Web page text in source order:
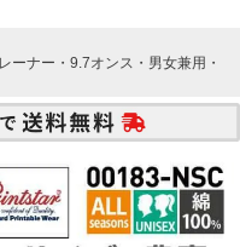
ーナー・9.7オンス・男女兼用・